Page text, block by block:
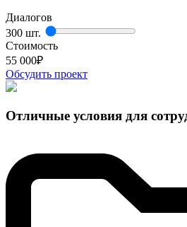
Диалогов
300 шт.
Стоимость
55 000₽
Обсудить проект
Отличные условия для